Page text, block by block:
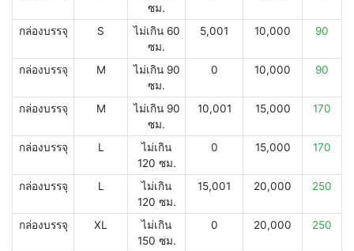
ซม.
กล่องบรรจุ S
ไม่เกิน 60
ซม.
5,001 10,000 90
กล่องบรรจุ M
ไม่เกิน 90
ซม.
0 10,000 90
กล่องบรรจุ M
ไม่เกิน 90
ซม.
10,001 15,000 170
กล่องบรรจุ L
ไม่เกิน
120 ซม.
0 15,000 170
กล่องบรรจุ L
ไม่เกิน
120 ซม.
15,001 20,000 250
กล่องบรรจุ XL
ไม่เกิน
150 ซม.
0 20,000 250